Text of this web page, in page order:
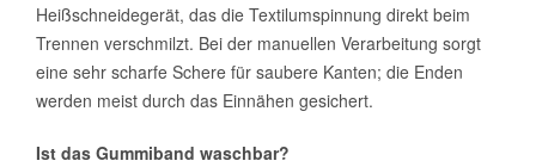
Heißschneidegerät, das die Textilumspinnung direkt beim
Trennen verschmilzt. Bei der manuellen Verarbeitung sorgt
eine sehr scharfe Schere für saubere Kanten; die Enden
werden meist durch das Einnähen gesichert.
Ist das Gummiband waschbar?